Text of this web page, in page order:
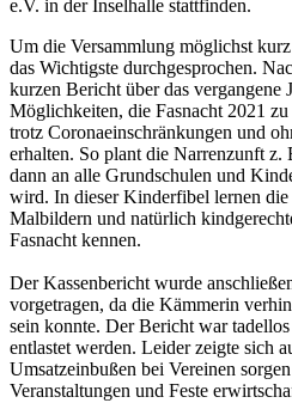
e.V. in der Inselhalle stattfinden.
Um die Versammlung möglichst
das Wichtigste durchgesprochen.
kurzen Bericht über das
Möglichkeiten, die Fasnacht 2021
trotz Coronaeinschränkungen und
erhalten. So plant die Narrenzunft z.
dann an alle Grundschulen und
wird. In dieser Kinderfibel lernen
Malbildern und natürlich
Fasnacht kennen.
Der Kassenbericht wurde
vorgetragen, da die Kämmerin
sein konnte. Der Bericht war
entlastet werden. Leider zeigte sich
Umsatzeinbußen bei Vereinen
Veranstaltungen und Feste